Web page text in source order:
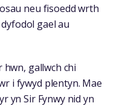
neu fisoedd wrth
gael au
gallwch chi
i fywyd plentyn. Mae
yn Sir Fynwy nid yn